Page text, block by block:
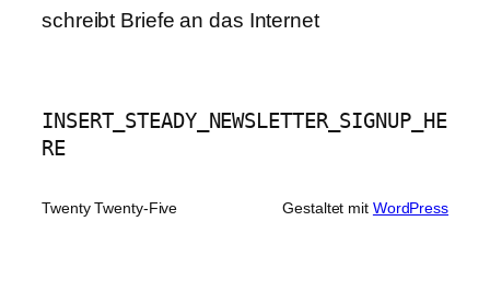
schreibt Briefe an das Internet
INSERT_STEADY_NEWSLETTER_SIGNUP_HE
RE
Twenty Twenty-Five Gestaltet mit WordPress